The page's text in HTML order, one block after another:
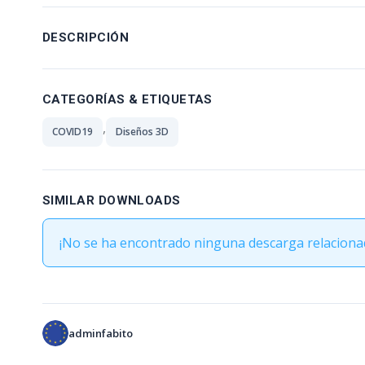
DESCRIPCIÓN
CATEGORÍAS & ETIQUETAS
COVID19 , Diseños 3D
SIMILAR DOWNLOADS
¡No se ha encontrado ninguna descarga
adminfabito